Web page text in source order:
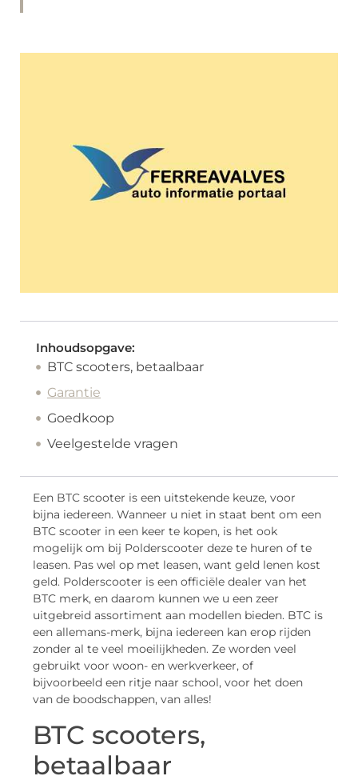
Inhoudsopgave:
BTC scooters, betaalbaar
Garantie
Goedkoop
Veelgestelde vragen
Een BTC scooter is een uitstekende keuze, voor
bijna iedereen. Wanneer u niet in staat bent om een
BTC scooter in een keer te kopen, is het ook
mogelijk om bij Polderscooter deze te huren of te
leasen. Pas wel op met leasen, want geld lenen kost
geld. Polderscooter is een officiële dealer van het
BTC merk, en daarom kunnen we u een zeer
uitgebreid assortiment aan modellen bieden. BTC is
een allemans-merk, bijna iedereen kan erop rijden
zonder al te veel moeilijkheden. Ze worden veel
gebruikt voor woon- en werkverkeer, of
bijvoorbeeld een ritje naar school, voor het doen
van de boodschappen, van alles!
BTC scooters,
betaalbaar